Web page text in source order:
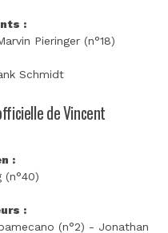
:
Pieringer (n°18)
Schmidt
de Vincent
:
(n°40)
:
(n°2) - Jonathan